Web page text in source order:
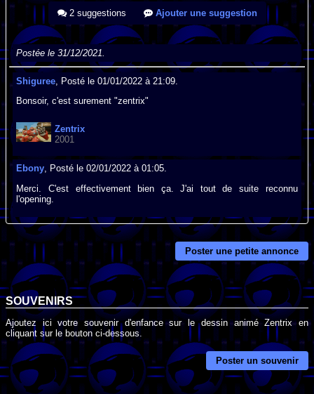
2 suggestions Ajouter une suggestion
Postée le 31/12/2021.
Shiguree , Posté le 01/01/2022 à 21:09.
Bonsoir, c'est surement "zentrix"
Zentrix
2001
Ebony, Posté le 02/01/2022 à 01:05.
Merci. C'est effectivement bien ça. J'ai tout de suite reconnu
l'opening.
Poster une petite annonce
SOUVENIRS
Ajoutez ici votre souvenir d'enfance sur le dessin animé Zentrix en
cliquant sur le bouton ci-dessous.
Poster un souvenir